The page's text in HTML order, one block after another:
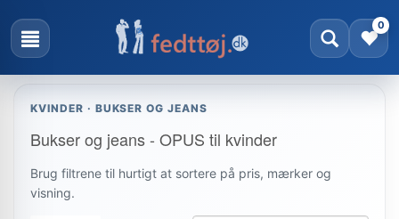
0
KVINDER · BUKSER OG JEANS
Bukser og jeans - OPUS til kvinder
Brug filtrene til hurtigt at sortere på pris, mærker og
visning.